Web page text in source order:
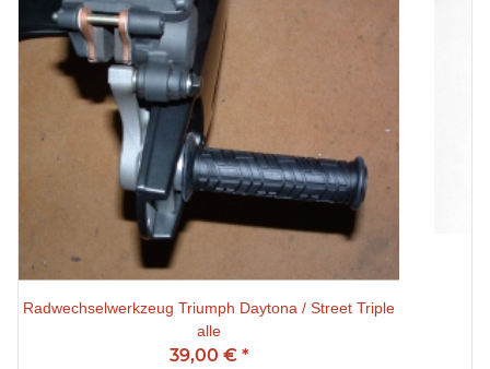
Radwechselwerkzeug Triumph Daytona / Street Triple
alle
39,00 € *